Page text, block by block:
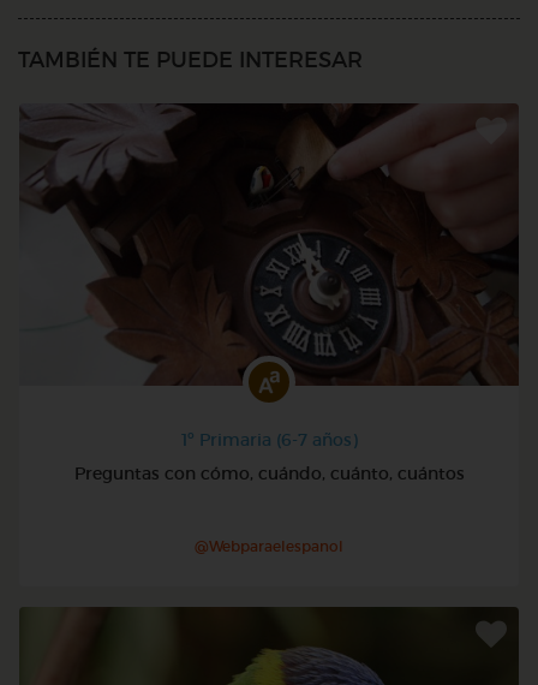
TAMBIÉN TE PUEDE INTERESAR
1º Primaria (6-7 años)
Preguntas con cómo, cuándo, cuánto, cuántos
@Webparaelespanol